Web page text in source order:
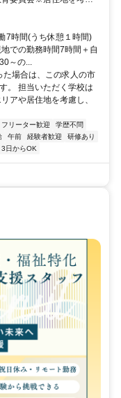
の市区町村全域を対象
校は複数校となる場合も
、無理のない範囲でご勤
決定いたします。＞
7時間(うち休憩１時間)
での勤務時間7時間＋自
～の...
た場合は、この求人の市
。 担当いただく学校は
アや居住地を考慮し、
フリーター歓迎
学歴不問
午前 経験者歓迎
研修あり
日からOK